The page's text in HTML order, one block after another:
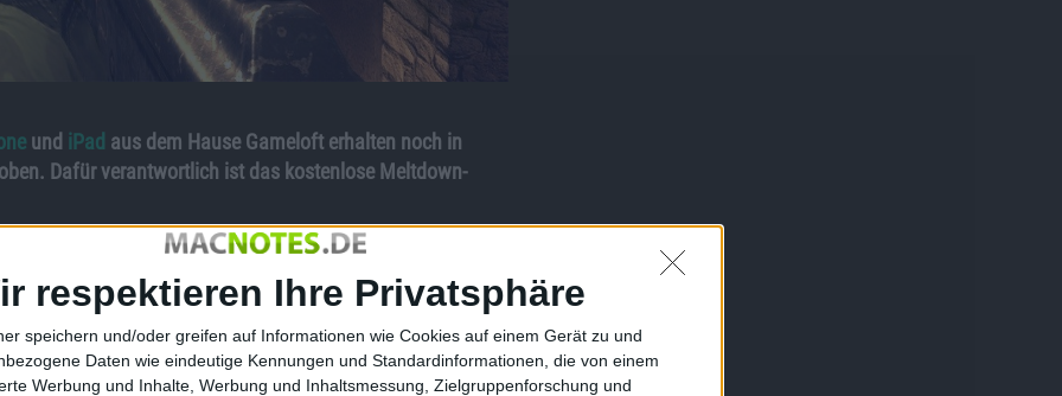
respektieren Ihre Privatsphäre
speichern und/oder greifen auf Informationen wie Cookies auf einem Gerät zu und
Daten wie eindeutige Kennungen und Standardinformationen, die von einem
Werbung und Inhalte, Werbung und Inhaltsmessung, Zielgruppenforschung und
und iPad aus dem Hause Gameloft erhalten noch in
Dafür verantwortlich ist das kostenlose Meltdown-
Update für MC4 einstimmen, und zwar in 50
Backfire) gibt es zwei neue Waffen (40mm Thor GLP
sogar zwei neue Spielmodi.
aber nur kurze Zeit.
Euro als Universal-App und bietet eine Reihe von In-App-